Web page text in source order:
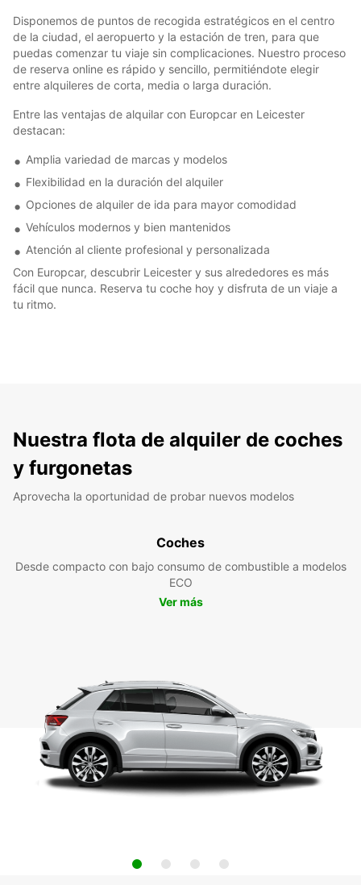
Disponemos de puntos de recogida estratégicos en el centro
de la ciudad, el aeropuerto y la estación de tren, para que
puedas comenzar tu viaje sin complicaciones. Nuestro proceso
de reserva online es rápido y sencillo, permitiéndote elegir
entre alquileres de corta, media o larga duración.
Entre las ventajas de alquilar con Europcar en Leicester
destacan:
Amplia variedad de marcas y modelos
Flexibilidad en la duración del alquiler
Opciones de alquiler de ida para mayor comodidad
Vehículos modernos y bien mantenidos
Atención al cliente profesional y personalizada
Con Europcar, descubrir Leicester y sus alrededores es más
fácil que nunca. Reserva tu coche hoy y disfruta de un viaje a
tu ritmo.
Nuestra flota de alquiler de coches
y furgonetas
Aprovecha la oportunidad de probar nuevos modelos
Coches
Desde compacto con bajo consumo de combustible a modelos
ECO
Ver más